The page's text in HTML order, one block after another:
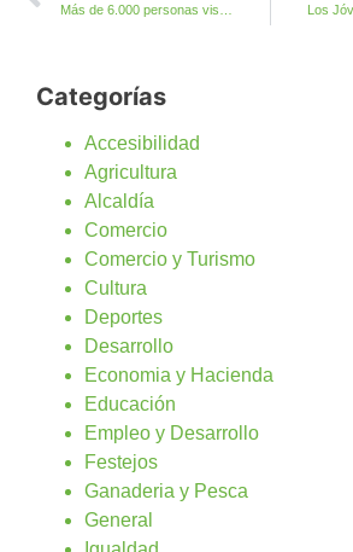
Categorías
Accesibilidad
Agricultura
Alcaldía
Comercio
Comercio y Turismo
Cultura
Deportes
Desarrollo
Economia y Hacienda
Educación
Empleo y Desarrollo
Festejos
Ganaderia y Pesca
General